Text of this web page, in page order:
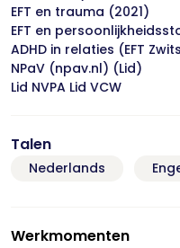
EFT en trauma (2021)
EFT en
ADHD in relaties (EFT
NPaV (npav.nl) (Lid)
Lid NVPA Lid VCW
Talen
Nederlands
Werkmomenten